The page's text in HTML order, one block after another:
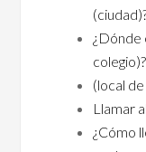
¿Dónde
colegio)?
(local
Llamar
¿Cómo